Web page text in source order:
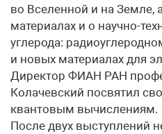
во Вселенной и на Земле,
материалах и о научно-
углерода:
и новых материалах для
Директор ФИАН РАН
Колачевский посвятил
квантовым вычислениям.
После двух выступлений